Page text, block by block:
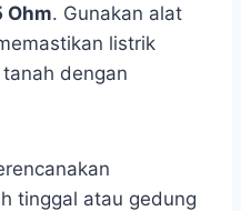
Ohm. Gunakan alat
listrik
dengan
tinggal atau gedung